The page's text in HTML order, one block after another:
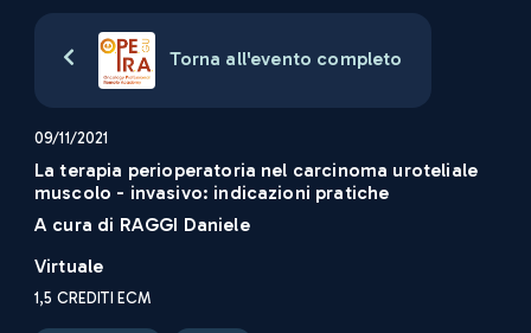
Torna all'evento completo
09/11/2021
La terapia perioperatoria nel carcinoma uroteliale
muscolo - invasivo: indicazioni pratiche
A cura di RAGGI Daniele
Virtuale
1,5 CREDITI ECM